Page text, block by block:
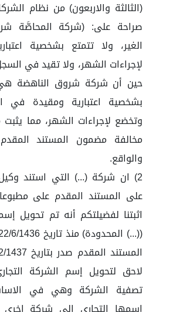
(الثالثة والاربعون) من نظام
صراحة على: (شركة المحاصَّة
الغير، ولا تتمتع بشخصية
لإجراءات الشهر، ولا تقيد في
حين أن شركة شروق الناهضة
بشخصية اعتبارية ومقيدة في
وتخضع لإجراءات الشهر، مما
مخالفة مضمون المستند
والواقع.
2) ان شركة (...) التي استند
على المستند المقدم على
اثبتنا لفضيلتكم أنه تم تحويل
لاحق لتحويل إسم الشركة
تصفية الشركة وهي في